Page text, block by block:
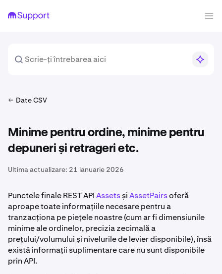
Date CSV
Minime pentru ordine, minime pentru
depuneri și retrageri etc.
Ultima actualizare: 21 ianuarie 2026
Punctele finale REST APIAssetsșiAssetPairsoferă
aproape toate informațiile necesare pentru a
tranzacționa pe piețele noastre (cum ar fi dimensiunile
minime ale ordinelor, precizia zecimală a
prețului/volumului și nivelurile de levier disponibile), însă
există informații suplimentare care nu sunt disponibile
prin API.